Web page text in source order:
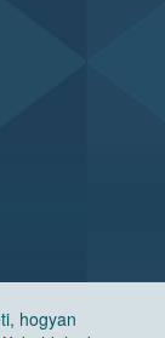
hogyan